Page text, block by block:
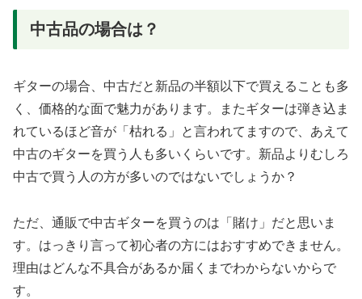
中古品の場合は？
ギターの場合、中古だと新品の半額以下で買えることも多
く、価格的な面で魅力があります。またギターは弾き込ま
れているほど音が「枯れる」と言われてますので、あえて
中古のギターを買う人も多いくらいです。新品よりむしろ
中古で買う人の方が多いのではないでしょうか？
ただ、通販で中古ギターを買うのは「賭け」だと思いま
す。はっきり言って初心者の方にはおすすめできません。
理由はどんな不具合があるか届くまでわからないからで
す。